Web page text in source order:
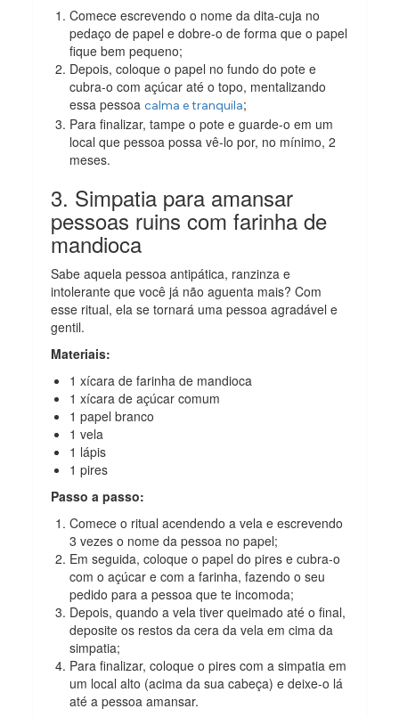
Comece escrevendo o nome da dita-cuja no
pedaço de papel e dobre-o de forma que o papel
fique bem pequeno;
Depois, coloque o papel no fundo do pote e
cubra-o com açúcar até o topo, mentalizando
essa pessoacalma e tranquila;
Para finalizar, tampe o pote e guarde-o em um
local que pessoa possa vê-lo por, no mínimo, 2
meses.
3. Simpatia para amansar
pessoas ruins com farinha de
mandioca
Sabe aquela pessoa antipática, ranzinza e
intolerante que você já não aguenta mais? Com
esse ritual, ela se tornará uma pessoa agradável e
gentil.
Materiais:
1 xícara de farinha de mandioca
1 xícara de açúcar comum
1 papel branco
1 vela
1 lápis
1 pires
Passo a passo:
Comece o ritual acendendo a vela e escrevendo
3 vezes o nome da pessoa no papel;
Em seguida, coloque o papel do pires e cubra-o
com o açúcar e com a farinha, fazendo o seu
pedido para a pessoa que te incomoda;
Depois, quando a vela tiver queimado até o final,
deposite os restos da cera da vela em cima da
simpatia;
Para finalizar, coloque o pires com a simpatia em
um local alto (acima da sua cabeça) e deixe-o lá
até a pessoa amansar.